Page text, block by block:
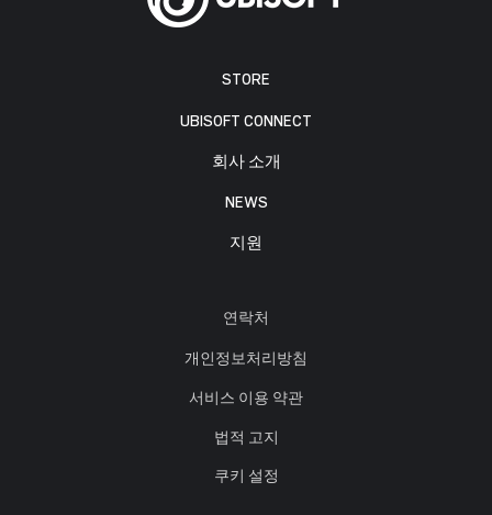
STORE
UBISOFT CONNECT
회사 소개
NEWS
지원
연락처
개인정보처리방침
서비스 이용 약관
법적 고지
쿠키 설정